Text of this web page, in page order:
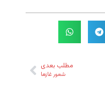
مطلب بعدی
شعور غازها